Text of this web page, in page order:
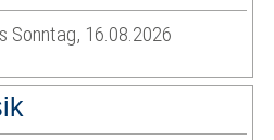
Sonntag, 16.08.2026